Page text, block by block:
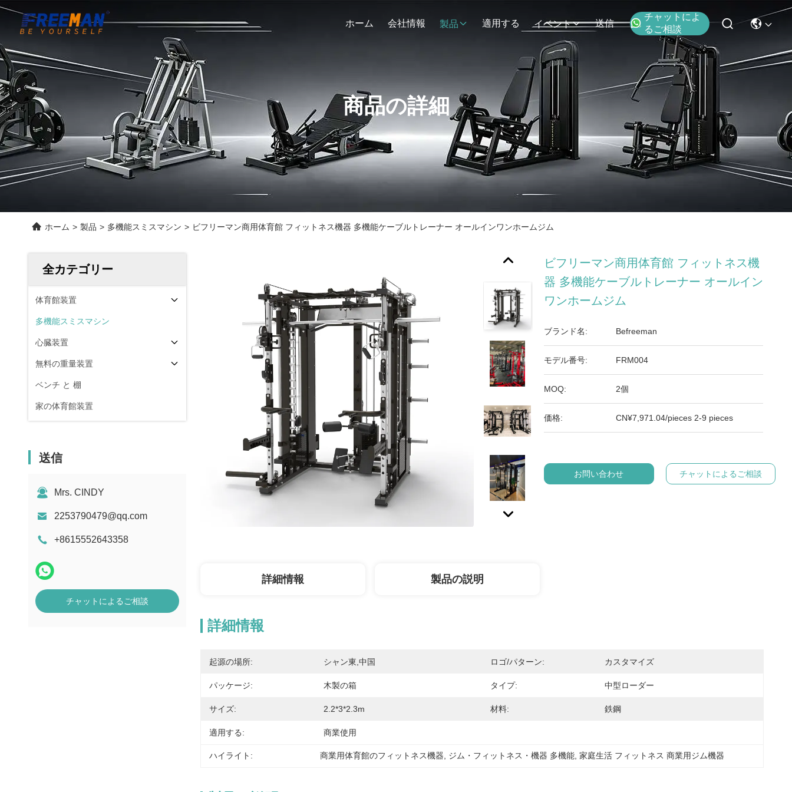
ホーム 会社情報 製品 適用する イベント 送信
チャットによ
るご相談
商品の詳細
ホーム > 製品 > 多機能スミスマシン > ビフリーマン商用体育館 フィットネス機器 多機能ケーブルトレーナー オールインワンホームジム
全カテゴリー
体育館装置
多機能スミスマシン
心臓装置
無料の重量装置
ベンチ と 棚
家の体育館装置
送信
Mrs. CINDY
2253790479@qq.com
+8615552643358
チャットによるご相談
ビフリーマン商用体育館 フィットネス機
器 多機能ケーブルトレーナー オールイン
ワンホームジム
ブランド名: Befreeman
モデル番号: FRM004
MOQ: 2個
価格: CN¥7,971.04/pieces 2-9 pieces
お問い合わせ チャットによるご相談
詳細情報 製品の説明
詳細情報
起源の場所: シャン東,中国 ロゴ/パターン: カスタマイズ
パッケージ: 木製の箱 タイプ: 中型ローダー
サイズ: 2.2*3*2.3m 材料: 鉄鋼
適用する: 商業使用
ハイライト: 商業用体育館のフィットネス機器 ジム・フィットネス・機器 多機能 , 家庭生活 フィットネス 商業用ジム機器